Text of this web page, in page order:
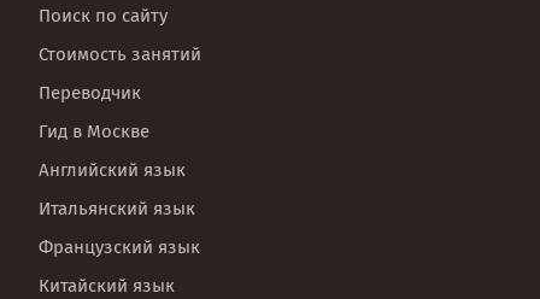
Поиск по сайту
Стоимость занятий
Переводчик
Гид в Москве
Английский язык
Итальянский язык
Французский язык
Китайский язык